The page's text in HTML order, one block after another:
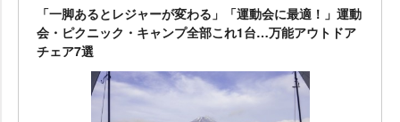
「一脚あるとレジャーが変わる」「運動会に最適！」運動
会・ピクニック・キャンプ全部これ1台…万能アウトドア
チェア7選